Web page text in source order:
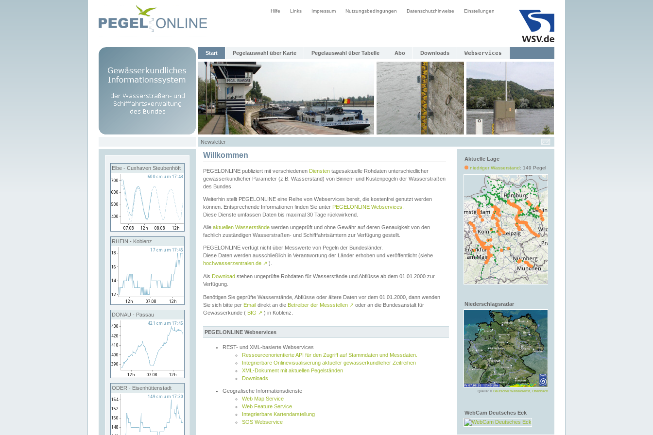
Hilfe Links Impressum Nutzungsbedingungen Datenschutzhinweise Einstellungen
Start Pegelauswahl über Karte Pegelauswahl über Tabelle Abo Downloads Webservices
Newsletter
Elbe - Cuxhaven Steubenhöft
RHEIN - Koblenz
DONAU - Passau
ODER - Eisenhüttenstadt
Aktuelle Lage
niedriger Wasserstand: 149 Pegel
Niederschlagsradar
Quelle: © Deutscher Wetterdienst, Offenbach
WebCam Deutsches Eck
Willkommen
PEGELONLINE publiziert mit verschiedenen Diensten tagesaktuelle Rohdaten unterschiedlicher
gewässerkundlicher Parameter (z.B. Wasserstand) von Binnen- und Küstenpegeln der Wasserstraßen
des Bundes.
Weiterhin stellt PEGELONLINE eine Reihe von Webservices bereit, die kostenfrei genutzt werden
können. Entsprechende Informationen finden Sie unter PEGELONLINE Webservices
Diese Dienste umfassen Daten bis maximal 30 Tage rückwirkend.
Alle aktuellen Wasserstände werden ungeprüft und ohne Gewähr auf deren Genauigkeit von den
fachlich zuständigen Wasserstraßen- und Schifffahrtsämtern zur Verfügung gestellt.
PEGELONLINE verfügt nicht über Messwerte von Pegeln der Bundesländer.
Diese Daten werden ausschließlich in Verantwortung der Länder erhoben und veröffentlicht (siehe
hochwasserzentralen.de ↗ ).
Als Download stehen ungeprüfte Rohdaten für Wasserstände und Abflüsse ab dem 01.01.2000 zur
Verfügung.
Benötigen Sie geprüfte Wasserstände, Abflüsse oder ältere Daten vor dem 01.01.2000, dann wenden
Sie sich bitte per Email direkt an die Betreiber der Messstellen ↗ oder an die Bundesanstalt für
Gewässerkunde ( BfG ↗ ) in Koblenz.
PEGELONLINE Webservices
REST- und XML-basierte Webservices
Ressourcenorientierte API für den Zugriff auf Stammdaten und Messdaten.
Integrierbare Onlinevisualisierung aktueller gewässerkundlicher Zeitreihen
XML-Dokument mit aktuellen Pegelständen
Downloads
Geografische Informationsdienste
Web Map Service
Web Feature Service
Integrierbare Kartendarstellung
SOS Webservice